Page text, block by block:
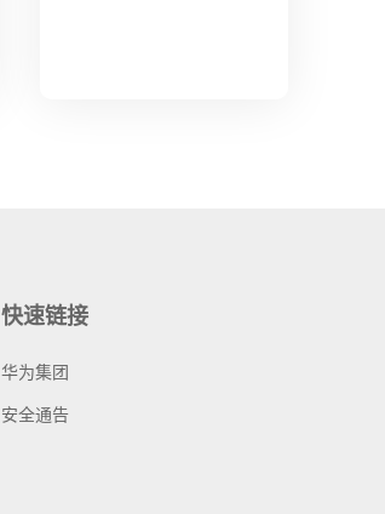
快速链接
华为集团
安全通告